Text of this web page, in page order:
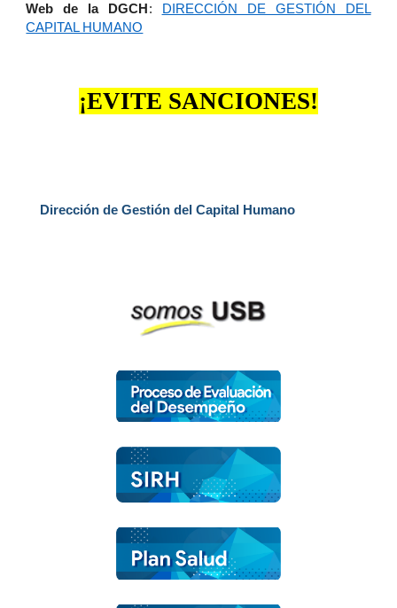
Web de la DGCH :
DIRECCIÓN DE GESTIÓN DEL
CAPITAL HUMANO
¡EVITE SANCIONES!
Dirección de Gestión del Capital Humano